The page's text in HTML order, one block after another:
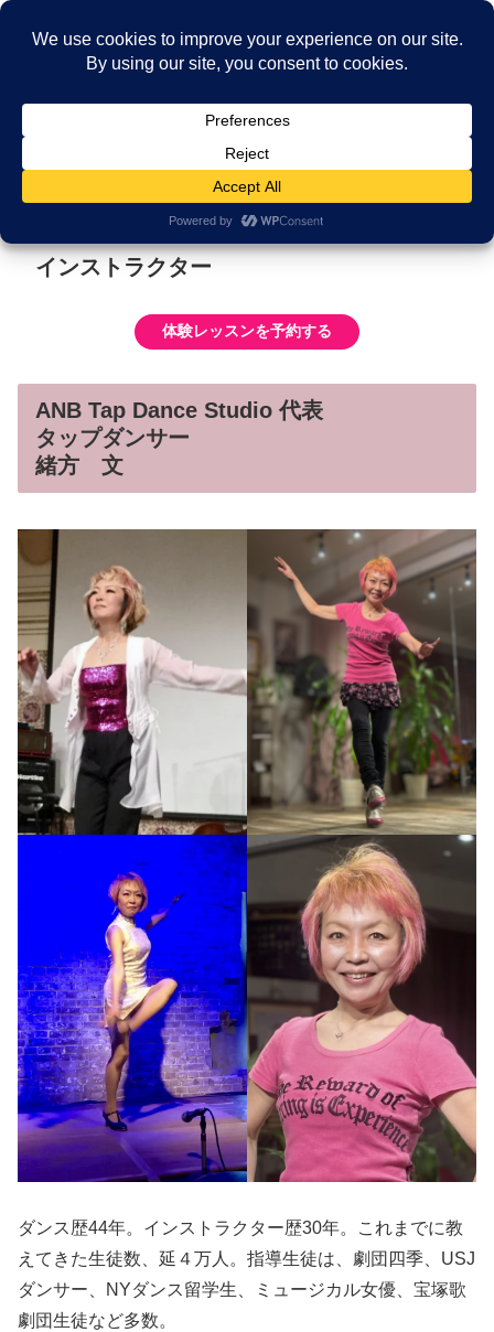
ス教室
インストラクター
体験レッスンを予約する
ANB Tap Dance Studio 代表
タップダンサー
緒方 文
ダンス歴44年。インストラクター歴30年。これまでに教
えてきた生徒数、延４万人。指導生徒は、劇団四季、USJ
ダンサー、NYダンス留学生、ミュージカル女優、宝塚歌
劇団生徒など多数。
メニュー 検索